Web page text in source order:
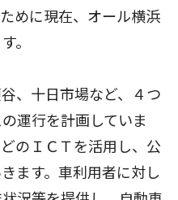
めに現在、オール横浜
。
、十日市場など、４つ
運行を計画していま
のＩＣＴを活用し、公
ます。車利用者に対し